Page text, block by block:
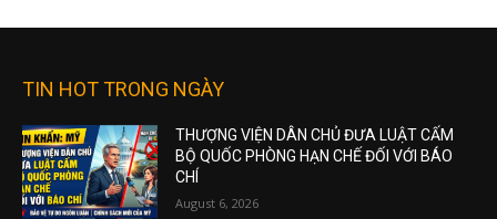
TIN HOT TRONG NGÀY
THƯỢNG VIỆN DÂN CHỦ ĐƯA LUẬT CẤM
BỘ QUỐC PHÒNG HẠN CHẾ ĐỐI VỚI BÁO
CHÍ
August 6, 2026